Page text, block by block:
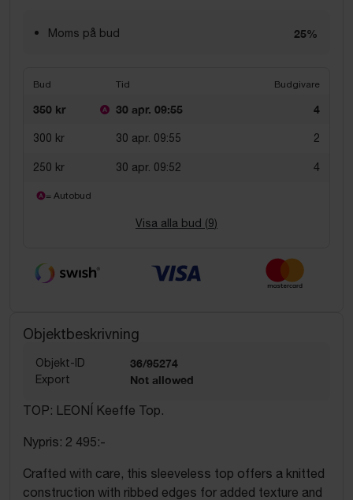
Moms på bud 25%
Bud Tid Budgivare
350 kr 30 apr. 09:55 4
300 kr 30 apr. 09:55 2
250 kr 30 apr. 09:52 4
= Autobud
Visa alla bud (9)
Objektbeskrivning
Objekt-ID 36/95274
Export Not allowed
TOP: LEONÍ Keeffe Top.
Nypris: 2 495:-
Crafted with care, this sleeveless top offers a knitted
construction with ribbed edges for added texture and